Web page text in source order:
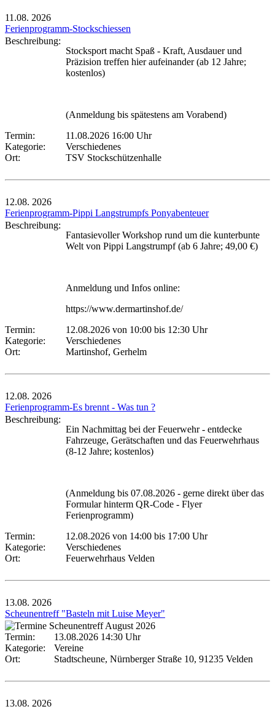
11.08. 2026
Ferienprogramm-Stockschiessen
Beschreibung:
Stocksport macht Spaß - Kraft, Ausdauer und
Präzision treffen hier aufeinander (ab 12 Jahre;
kostenlos)
(Anmeldung bis spätestens am Vorabend)
Termin:
11.08.2026 16:00 Uhr
Kategorie:
Verschiedenes
Ort:
TSV Stockschützenhalle
12.08. 2026
Ferienprogramm-Pippi Langstrumpfs Ponyabenteuer
Beschreibung:
Fantasievoller Workshop rund um die kunterbunte
Welt von Pippi Langstrumpf (ab 6 Jahre; 49,00 €)
Anmeldung und Infos online:
https://www.dermartinshof.de/
Termin:
12.08.2026 von 10:00 bis 12:30 Uhr
Kategorie:
Verschiedenes
Ort:
Martinshof, Gerhelm
12.08. 2026
Ferienprogramm-Es brennt - Was tun ?
Beschreibung:
Ein Nachmittag bei der Feuerwehr - entdecke
Fahrzeuge, Gerätschaften und das Feuerwehrhaus
(8-12 Jahre; kostenlos)
(Anmeldung bis 07.08.2026 - gerne direkt über das
Formular hinterm QR-Code - Flyer
Ferienprogramm)
Termin:
12.08.2026 von 14:00 bis 17:00 Uhr
Kategorie:
Verschiedenes
Ort:
Feuerwehrhaus Velden
13.08. 2026
Scheunentreff "Basteln mit Luise Meyer"
Termin:
13.08.2026 14:30 Uhr
Kategorie:
Vereine
Ort:
Stadtscheune, Nürnberger Straße 10, 91235 Velden
13.08. 2026